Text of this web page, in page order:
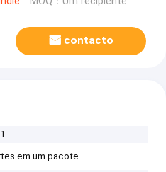
contacto
em um pacote